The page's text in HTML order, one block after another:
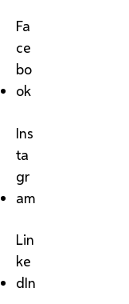
Fa
ce
bo
ok
Ins
ta
gr
am
Lin
ke
dIn